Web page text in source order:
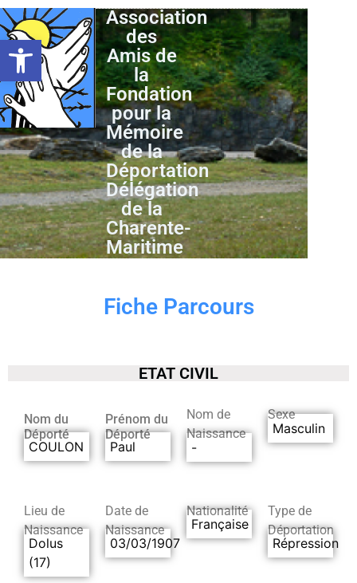
Ouvrir la barre d’outils
Association
des
Amis de
la
Fondation
pour la
Mémoire
de la
Déportation
Délégation
de la
Charente-
Maritime
Fiche Parcours
ETAT CIVIL
Nom du
Déporté
COULON
Prénom du
Déporté
Paul
Nom de
Naissance
-
Sexe
Masculin
Lieu de
Naissance
Dolus
(17)
Date de
Naissance
03/03/1907
Nationalité
Française
Type de
Déportation
Répression